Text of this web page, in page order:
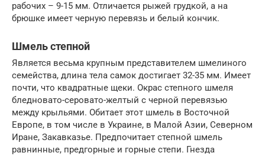
рабочих – 9-15 мм. Отличается рыжей грудкой, а на
брюшке имеет черную перевязь и белый кончик.
Шмель степной
Является весьма крупным представителем шмелиного
семейства, длина тела самок достигает 32-35 мм. Имеет
почти, что квадратные щеки. Окрас степного шмеля
бледновато-серовато-желтый с черной перевязью
между крыльями. Обитает этот шмель в Восточной
Европе, в том числе в Украине, в Малой Азии, Северном
Иране, Закавказье. Предпочитает степной шмель
равнинные, предгорные и горные степи. Гнезда